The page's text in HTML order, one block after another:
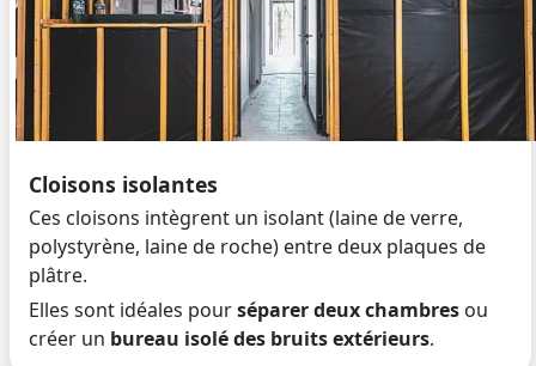
Cloisons isolantes
Ces cloisons intègrent un isolant (laine de verre,
polystyrène, laine de roche) entre deux plaques de
plâtre.
Elles sont idéales pourséparer deux chambres ou
créer un bureau isolé des bruits extérieurs.